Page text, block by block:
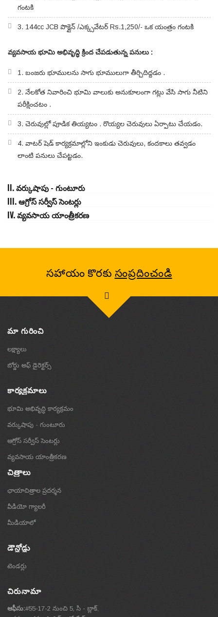
గంటకి
3. 144cc JCB పొక్లైన్ /ఎక్క్సవేటర్ Rs.1,250/- ఒక యంత్రం గంటకి
వ్యవసాయ భూమి అభివృద్ధి క్రింద చేపడుతున్న పనులు :
1. బంజరు భూములను సాగు భూములుగా తీర్చిదిద్దడం .
2. నేలకోత నివారించి భూమి వాలుకు అనుకూలంగా గట్లు వేసి సాగు నీటిని
పరీక్షించటం .
3. చెరువుల్లో పూడిక తియ్యటం . రొయ్యల చెరువులు ఏర్పాటు చేయడం.
4. వాటర్ షెడ్ కార్యక్రమాల్లోని ఇంకుడు చెరువులు, కందకాలు తవ్వడం
లాంటి పనులు చేపట్టడం.
II. వర్కుషాపు - గుంటూరు
III. ఆగ్రోస్ సర్వీస్ సెంటర్లు
IV. వ్యవసాయ యాంత్రీకరణ
సహాయం కొరకు సంప్రదించండి
మా గురించి
లక్ష్యాలు
బోర్డు అఫ్ డైరెక్టర్స్
కార్యక్రమాలు
భూమి అభివృద్ధి కార్యక్రమం
వర్కుషాపు - గుంటూరు
ఆగ్రోస్ సర్వీస్ సెంటర్లు
వ్యవసాయ యాంత్రీకరణ
చిత్రాలు
ఛాయాచిత్రాల ప్రదర్శన
వీడియో గ్యాలరీ
మీడియాలో
డౌన్లోడ్లు
టెండర్లు
చిరునామా
ఆఫీసు:#55-17-2 నుంచి 5, సి - బ్లాక్,